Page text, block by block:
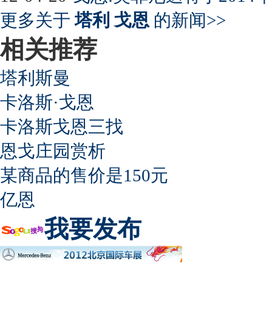
更多关于塔利 戈恩 的新闻>>
相关推荐
塔利斯曼
卡洛斯·戈恩
卡洛斯戈恩三找
恩戈庄园赏析
某商品的售价是150元
亿恩
我要发布